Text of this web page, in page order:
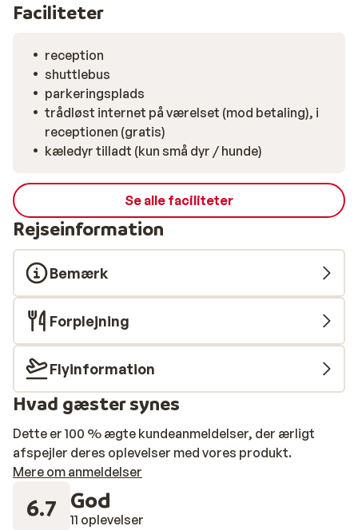
Faciliteter
reception
shuttlebus
parkeringsplads
trådløst internet på værelset (mod betaling), i
receptionen (gratis)
kæledyr tilladt (kun små dyr / hunde)
Se alle faciliteter
Rejseinformation
Bemærk
Forplejning
Flyinformation
Hvad gæster synes
Dette er 100 % ægte kundeanmeldelser, der ærligt
afspejler deres oplevelser med vores produkt.
Mere om anmeldelser
6.7 God
11 oplevelser